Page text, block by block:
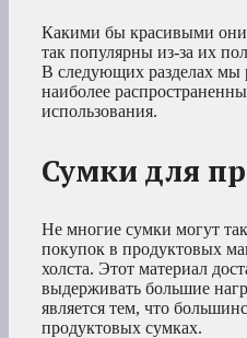
Какими бы красивыми они
так популярны из-за их
В следующих разделах мы
наиболее
использования.
Сумки для
Не многие сумки могут
покупок в продуктовых
холста. Этот материал
выдерживать большие
является тем, что
продуктовых сумках.